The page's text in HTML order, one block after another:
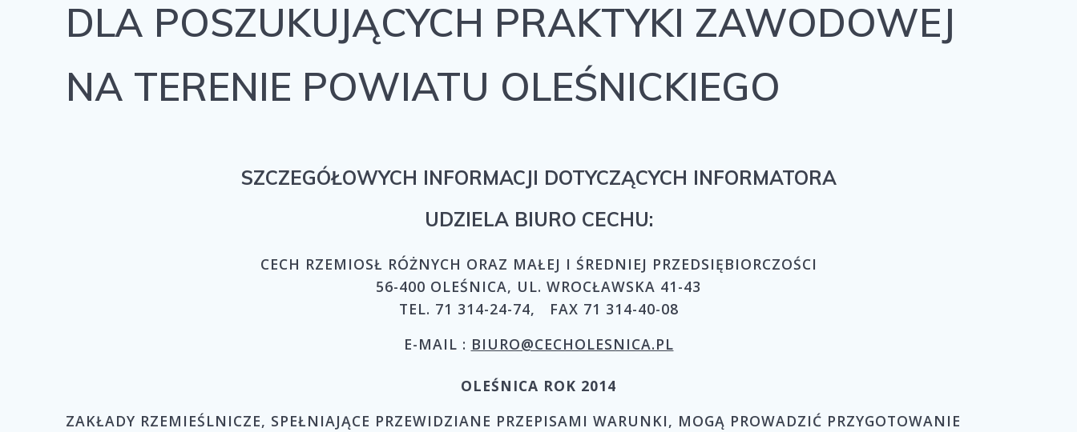
DLA POSZUKUJĄCYCH PRAKTYKI ZAWODOWEJ
NA TERENIE POWIATU OLEŚNICKIEGO
SZCZEGÓŁOWYCH INFORMACJI DOTYCZĄCYCH INFORMATORA
UDZIELA BIURO CECHU:
CECH RZEMIOSŁ RÓŻNYCH ORAZ MAŁEJ I ŚREDNIEJ PRZEDSIĘBIORCZOŚCI
56-400 OLEŚNICA, UL. WROCŁAWSKA 41-43
TEL. 71 314-24-74, FAX 71 314-40-08
E-MAIL : BIURO@CECHOLESNICA.PL
OLEŚNICA ROK 2014
ZAKŁADY RZEMIEŚLNICZE, SPEŁNIAJĄCE PRZEWIDZIANE PRZEPISAMI WARUNKI, MOGĄ PROWADZIĆ PRZYGOTOWANIE